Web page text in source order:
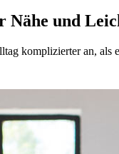
Nähe und
komplizierter an,